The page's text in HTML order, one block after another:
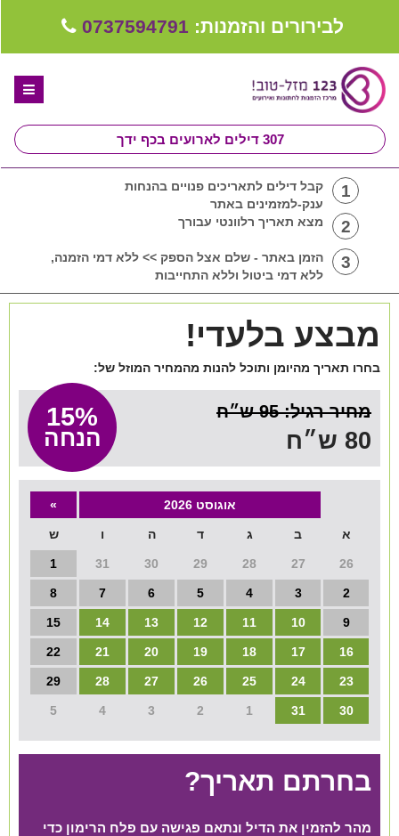
לבירורים והזמנות: 0737594791
307 דילים לארועים בכף ידך
ספקים לחתונה מומלצים
קבלו ייעוץ בחינם
קבוצת וואטסאפ-ספקים עונים LIVE
שירות אישי בקליק
1
קבל דילים לתאריכים פנויים בהנחות
ענק-למזמינים באתר
2 מצא תאריך רלוונטי עבורך
3
הזמן באתר - שלם אצל הספק >> ללא דמי הזמנה,
ללא דמי ביטול וללא התחייבות
מבצע בלעדי!
בחרו תאריך מהיומן ותוכל להנות מהמחיר המוזל של:
15%
הנחה
מחיר רגיל: 95 ש״ח
80 ש״ח
אוגוסט 2026 »
א ב ג ד ה ו ש
26
27
28
29
30
31
1
2
3
4
5
6
7
8
9
10
11
12
13
14
15
16
17
18
19
20
21
22
23
24
25
26
27
28
29
30
31
1
2
3
4
5
בחרתם תאריך?
מהר להזמין את הדיל ונתאם פגישה עם פלח הרימון כדי